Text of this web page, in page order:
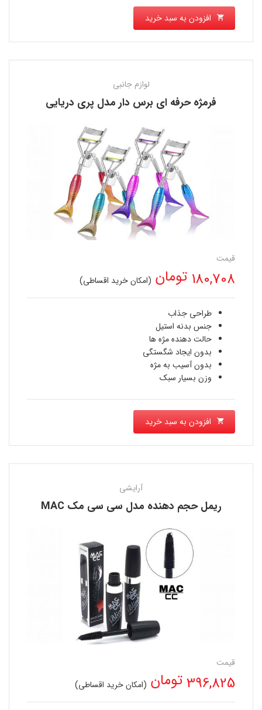
افزودن به سبد خرید
لوازم جانبی
فرمژه حرفه ای برس دار مدل پری دریایی
قیمت
180,708 تومان (امکان خرید اقساطی)
طراحی جذاب
جنس بدنه استیل
حالت دهنده مژه ها
بدون ایجاد شگستگی
بدون آسیب به مژه
وزن بسیار سبک
افزودن به سبد خرید
آرایشی
ریمل حجم دهنده مدل سی سی مک MAC
قیمت
396,825تومان (امکان خرید اقساطی)